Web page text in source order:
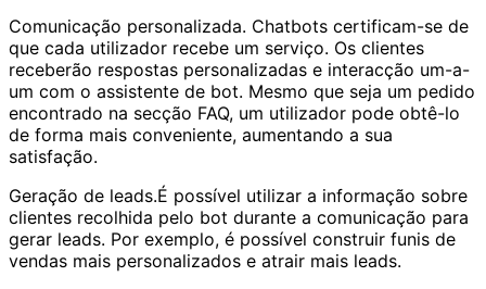
Comunicação personalizada. Chatbots certificam-se de
que cada utilizador recebe um serviço. Os clientes
receberão respostas personalizadas e interacção um-a-
um com o assistente de bot. Mesmo que seja um pedido
encontrado na secção FAQ, um utilizador pode obtê-lo
de forma mais conveniente, aumentando a sua
satisfação.
Geração de leads.É possível utilizar a informação sobre
clientes recolhida pelo bot durante a comunicação para
gerar leads. Por exemplo, é possível construir funis de
vendas mais personalizados e atrair mais leads.